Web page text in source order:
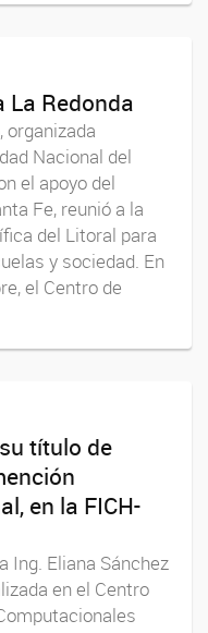
La Redonda
organizada
Nacional del
el apoyo del
Fe, reunió a la
del Litoral para
y sociedad. En
el Centro de
título de
en la FICH-
Ing. Eliana Sánchez
en el Centro